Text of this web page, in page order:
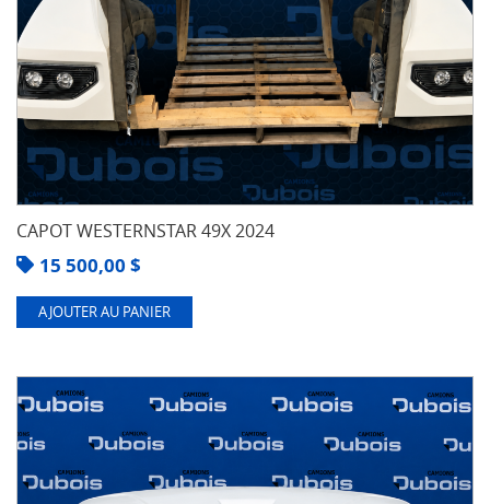
CAPOT WESTERNSTAR 49X 2024
15 500,00 $
AJOUTER AU PANIER